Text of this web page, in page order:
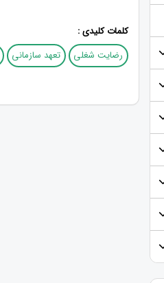
کلمات کلیدی :
رضایت شغلی
تعهد سازمانی